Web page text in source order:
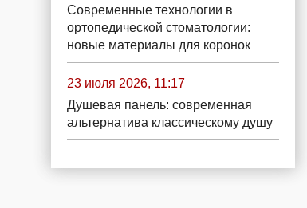
Современные технологии в
ортопедической стоматологии:
новые материалы для коронок
23 июля 2026, 11:17
Душевая панель: современная
альтернатива классическому душу